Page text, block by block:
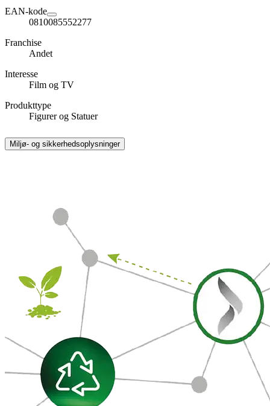
EAN-kode
0810085552277
Franchise
Andet
Interesse
Film og TV
Produkttype
Figurer og Statuer
Miljø- og sikkerhedsoplysninger